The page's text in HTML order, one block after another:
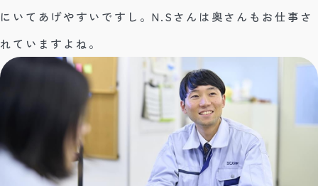
にいてあげやすいですし。N.Sさんは奥さんもお仕事さ
れていますよね。